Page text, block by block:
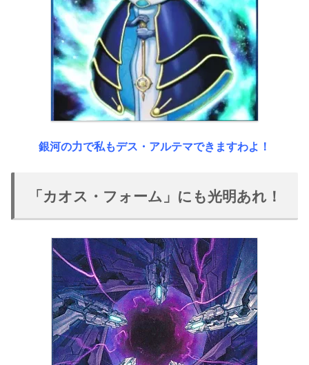
銀河の力で私もデス・アルテマできますわよ！
「カオス・フォーム」にも光明あれ！